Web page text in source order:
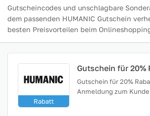
Gutscheincodes und unschlagbare
dem passenden HUMANIC Gutschein
besten Preisvorteilen beim
Rabatt
Gutschein für 20%
Gutschein für 20%
Anmeldung zum